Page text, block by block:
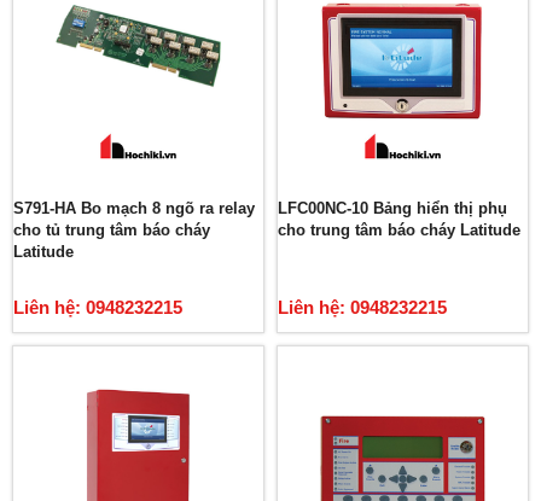
S791-HA Bo mạch 8 ngõ ra relay
cho tủ trung tâm báo cháy
Latitude
Liên hệ: 0948232215
LFC00NC-10 Bảng hiển thị phụ
cho trung tâm báo cháy Latitude
Liên hệ: 0948232215